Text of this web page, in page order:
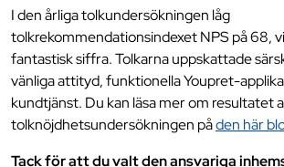
I den årliga tolkundersökningen låg
tolkrekommendationsindexet NPS på 68,
fantastisk siffra. Tolkarna uppskattade
vänliga attityd, funktionella Youpret-
kundtjänst. Du kan läsa mer om resultatet
tolknöjdhetsundersökningen påden här
Tack för att du valt den ansvariga